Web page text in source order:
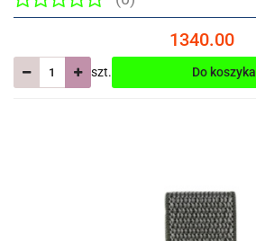
1340.00
szt. Do koszyka